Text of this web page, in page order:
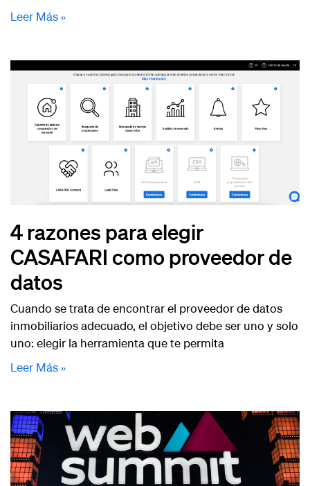
Leer Más »
4 razones para elegir
CASAFARI como proveedor de
datos
Cuando se trata de encontrar el proveedor de datos
inmobiliarios adecuado, el objetivo debe ser uno y solo
uno: elegir la herramienta que te permita
Leer Más »